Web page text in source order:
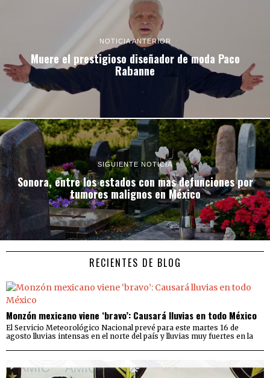
NOTICIA ANTERIOR
Muere el prestigioso diseñador de moda Paco
Rabanne
SIGUIENTE NOTICIA
Sonora, entre los estados con mas defunciones por
tumores malignos en México
RECIENTES DE BLOG
Monzón mexicano viene ‘bravo’: Causará lluvias en todo México
El Servicio Meteorológico Nacional prevé para este martes 16 de
agosto lluvias intensas en el norte del país y lluvias muy fuertes en la